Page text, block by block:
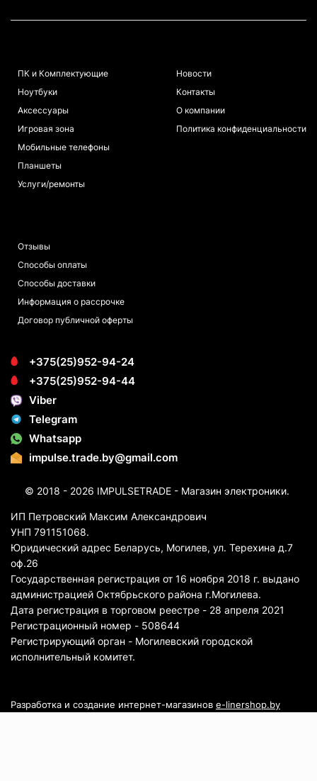
ПК и Комплектующие
Ноутбуки
Аксессуары
Игровая зона
Мобильные телефоны
Планшеты
Услуги/ремонты
Новости
Контакты
О компании
Политика конфиденциальности
Отзывы
Способы оплаты
Способы доставки
Информация о рассрочке
Договор публичной оферты
+375(25)952-94-24
+375(25)952-94-44
Viber
Telegram
Whatsapp
impulse.trade.by@gmail.com
© 2018 - 2026 IMPULSETRADE - Магазин электроники.
ИП Петровский Максим Александрович
УНП 791151068.
Юридический адрес Беларусь, Могилев, ул. Терехина д.7
оф.26
Государственная регистрация от 16 ноября 2018 г. выдано
администрацией Октябрьского района г.Могилева.
Дата регистрация в торговом реестре - 28 апреля 2021
Регистрационный номер - 508644
Регистрирующий орган - Могилевский городской
исполнительный комитет.
Разработка и создание интернет-магазинов e-linershop.by